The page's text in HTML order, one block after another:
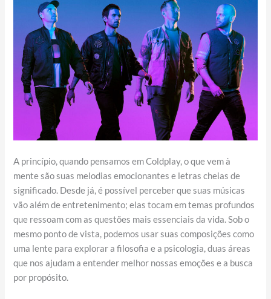
A princípio, quando pensamos em Coldplay, o que vem à
mente são suas melodias emocionantes e letras cheias de
significado. Desde já, é possível perceber que suas músicas
vão além de entretenimento; elas tocam em temas profundos
que ressoam com as questões mais essenciais da vida. Sob o
mesmo ponto de vista, podemos usar suas composições como
uma lente para explorar a filosofia e a psicologia, duas áreas
que nos ajudam a entender melhor nossas emoções e a busca
por propósito.